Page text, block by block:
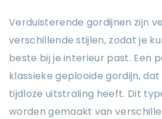
Verduisterende gordijnen zijn
verschillende stijlen, zodat je
beste bij je interieur past. Een
klassieke geplooide gordijn,
tijdloze uitstraling heeft. Dit
worden gemaakt van